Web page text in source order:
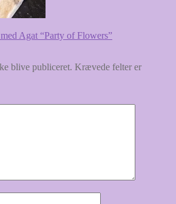
Agat “Party of Flowers”
blive publiceret. Krævede felter er